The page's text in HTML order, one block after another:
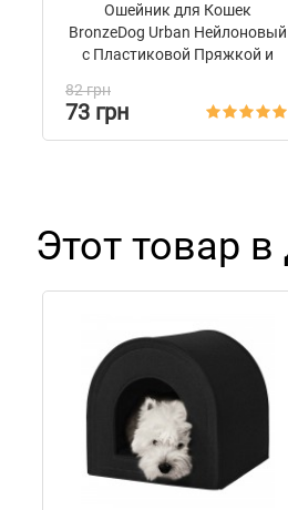
Ошейник для Кошек
BronzeDog Urban Нейлоновый
с Пластиковой Пряжкой и
82 грн
73 грн
Этот товар